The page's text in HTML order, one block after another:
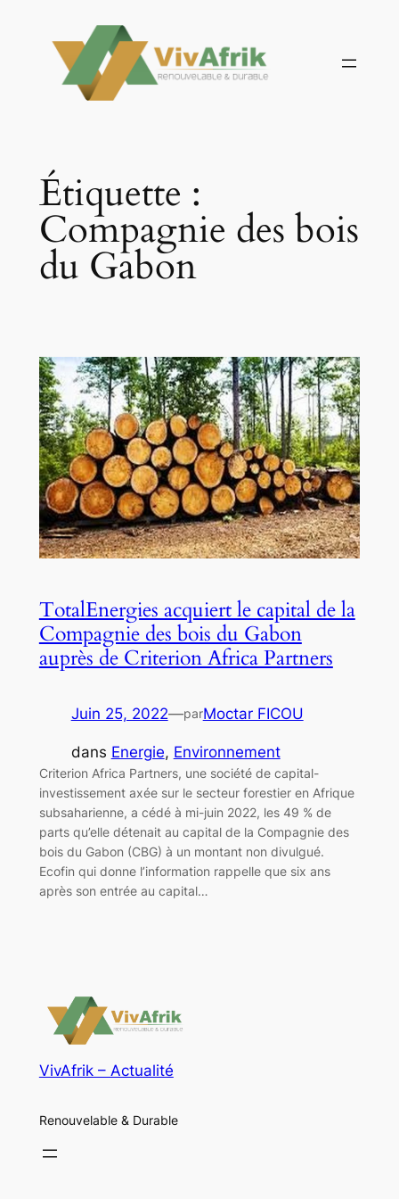
contenu
Étiquette :
Compagnie des bois
du Gabon
TotalEnergies acquiert le capital de la
Compagnie des bois du Gabon
auprès de Criterion Africa Partners
Juin 25, 2022—parMoctar FICOU
dans Energie, Environnement
Criterion Africa Partners, une société de capital-
investissement axée sur le secteur forestier en Afrique
subsaharienne, a cédé à mi-juin 2022, les 49 % de
parts qu’elle détenait au capital de la Compagnie des
bois du Gabon (CBG) à un montant non divulgué.
Ecofin qui donne l’information rappelle que six ans
après son entrée au capital…
VivAfrik – Actualité
Renouvelable & Durable